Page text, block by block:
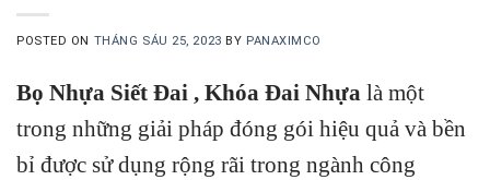
POSTED ON THÁNG SÁU 25, 2023 BY PANAXIMCO
Bọ Nhựa Siết Đai , Khóa Đai Nhựa là một
trong những giải pháp đóng gói hiệu quả và bền
bỉ được sử dụng rộng rãi trong ngành công